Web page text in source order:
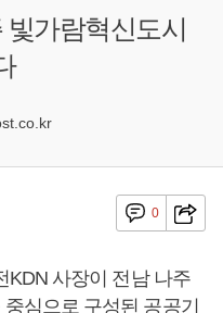
가람혁신도시
0
KDN 사장이 전남 나주
심으로 구성된 공공기